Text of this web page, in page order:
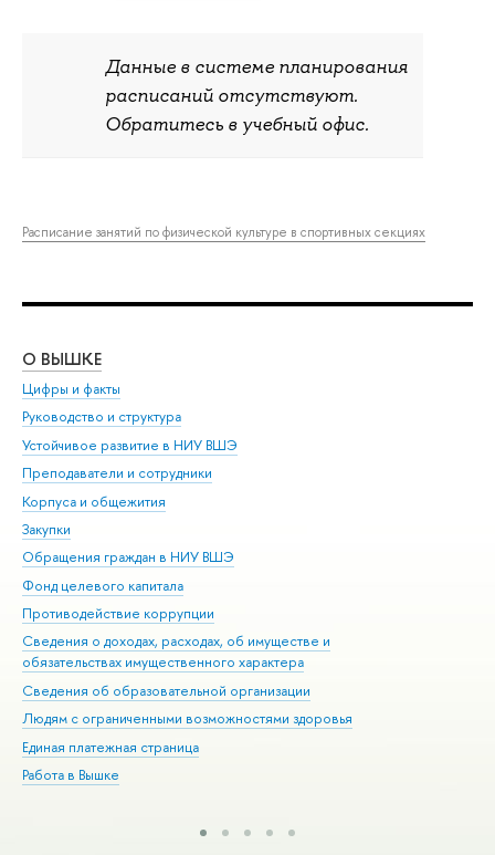
Данные в системе планирования
расписаний отсутствуют.
Обратитесь в учебный офис.
Расписание занятий по физической культуре в спортивных секциях
О ВЫШКЕ
Цифры и факты
Руководство и структура
Устойчивое развитие в НИУ ВШЭ
Преподаватели и сотрудники
Корпуса и общежития
Закупки
Обращения граждан в НИУ ВШЭ
Фонд целевого капитала
Противодействие коррупции
Сведения о доходах, расходах, об имуществе и
обязательствах имущественного характера
Сведения об образовательной организации
Людям с ограниченными возможностями здоровья
Единая платежная страница
Работа в Вышке